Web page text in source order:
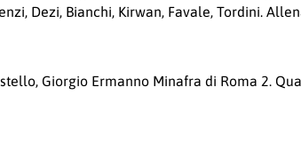
Dezi, Bianchi, Kirwan, Favale, Tordini.
Giorgio Ermanno Minafra di Roma 2.